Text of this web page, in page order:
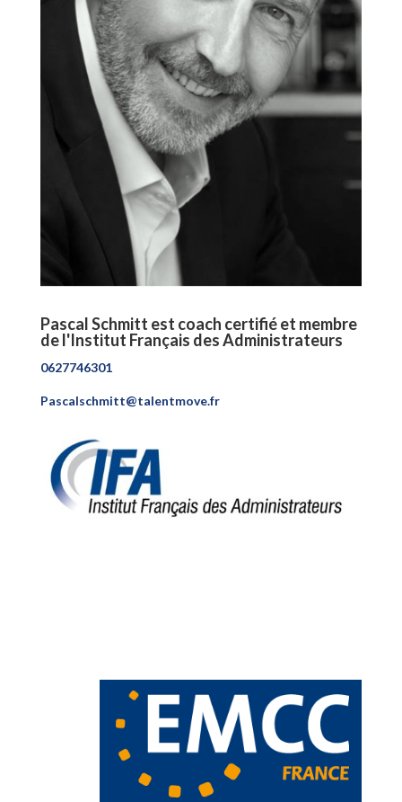
Pascal Schmitt est coach certifié et membre
de l'Institut Français des Administrateurs
0627746301
Pascalschmitt@talentmove.fr